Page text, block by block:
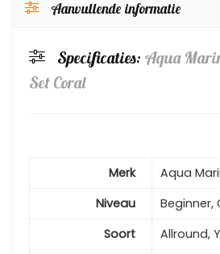
Aanvullende informatie
Specificaties: Aqua
Set Coral
Merk
Aqua
Niveau
Beginner,
Soort
Allround,